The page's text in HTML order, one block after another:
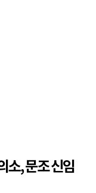
소, 문조 신임